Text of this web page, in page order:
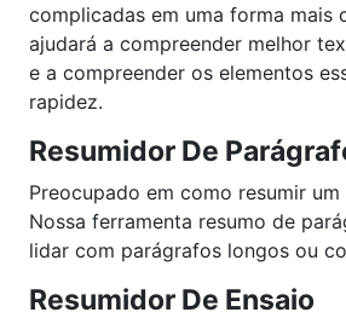
complicadas em uma forma mais
ajudará a compreender melhor
e a compreender os elementos
rapidez.
Resumidor De
Preocupado em como resumir
Nossa ferramenta resumo de
lidar com parágrafos longos ou
Resumidor De Ensaio